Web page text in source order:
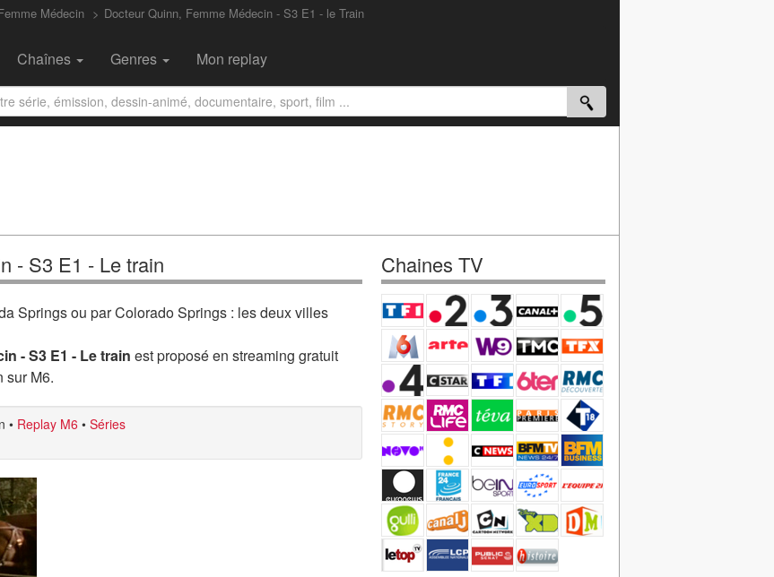
Médecin Docteur Quinn, Femme Médecin - S3 E1 - le Train
Chaînes Genres Mon replay
- S3 E1 - Le train
Springs ou par Colorado Springs : les deux villes
- S3 E1 - Le train est proposé en streaming gratuit
sur M6.
• Replay M6 • Séries
Chaines TV